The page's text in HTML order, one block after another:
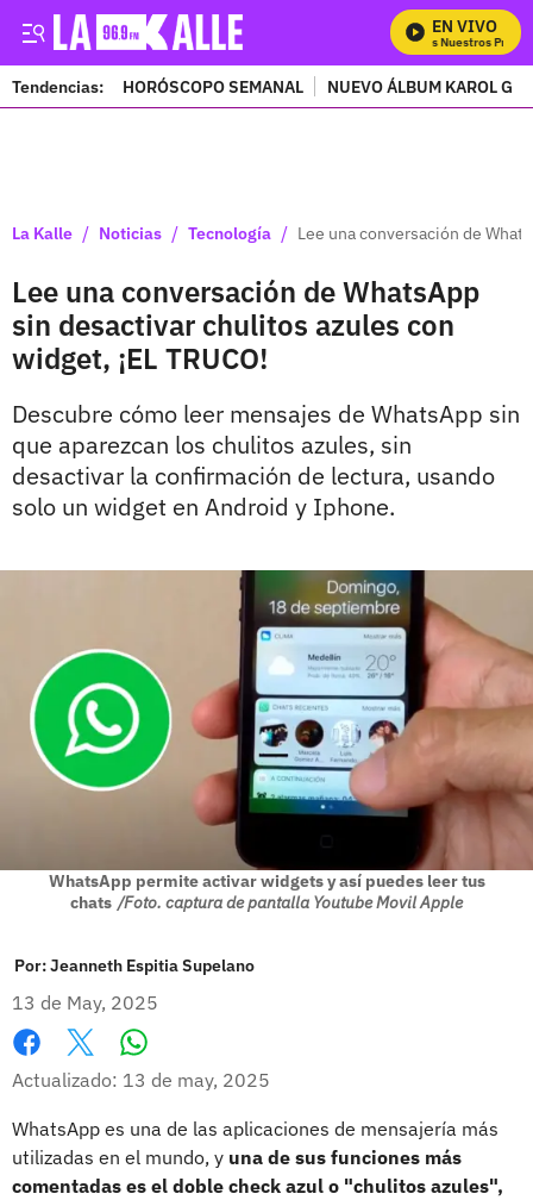
EN VIVO
Mira Todos Nuestros
Tendencias: HORÓSCOPO SEMANAL NUEVO ÁLBUM KAROL G
La Kalle / Noticias / Tecnología / Lee una conversación de
Lee una conversación de WhatsApp
sin desactivar chulitos azules con
widget, ¡EL TRUCO!
Descubre cómo leer mensajes de WhatsApp sin
que aparezcan los chulitos azules, sin
desactivar la confirmación de lectura, usando
solo un widget en Android y Iphone.
WhatsApp permite activar widgets y así puedes leer tus
chats /Foto. captura de pantalla Youtube Movil Apple
Por:Jeanneth Espitia Supelano
13 de May, 2025
Facebook
X
Actualizado: 13 de may, 2025
WhatsApp es una de las aplicaciones de mensajería más
utilizadas en el mundo, y una de sus funciones más
comentadas es el doble check azul o "chulitos azules",